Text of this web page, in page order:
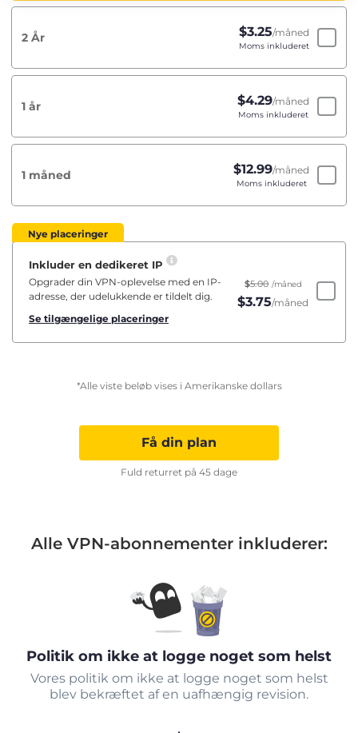
2 År $3.25/måned
Moms inkluderet
1 år $4.29/måned
Moms inkluderet
1 måned $12.99/måned
Moms inkluderet
Nye placeringer
Inkluder en dedikeret IP
Opgrader din VPN-oplevelse med en IP-
adresse, der udelukkende er tildelt dig.
Se tilgængelige placeringer
$5.00 /måned
$3.75/måned
*Alle viste beløb vises i Amerikanske dollars
Få din plan
Fuld returret på 45 dage
Alle VPN-abonnementer inkluderer:
Politik om ikke at logge noget som helst
Vores politik om ikke at logge noget som helst
blev bekræftet af en uafhængig revision.